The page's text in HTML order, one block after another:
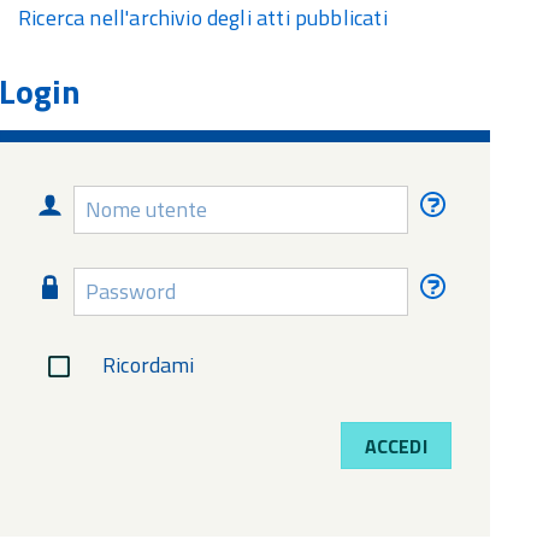
Ricerca nell'archivio degli atti pubblicati
Login
Nome
utente
Nome
utente
Password
Password
Ricordami
ACCEDI